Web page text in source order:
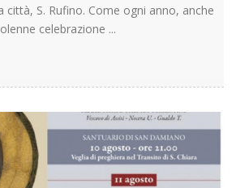
città, S. Rufino. Come ogni anno, anche
celebrazione ...